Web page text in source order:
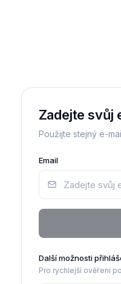
Zadejte svůj
Použijte stejný e-
Email
Další možnosti
Pro rychlejší ověření